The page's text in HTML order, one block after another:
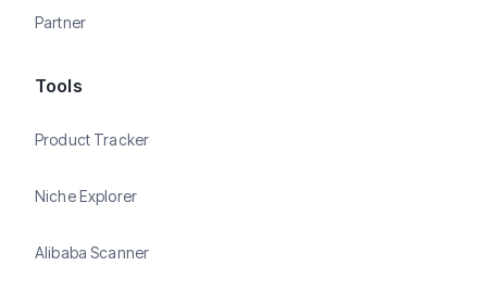
Partner
Tools
Product Tracker
Niche Explorer
Alibaba Scanner